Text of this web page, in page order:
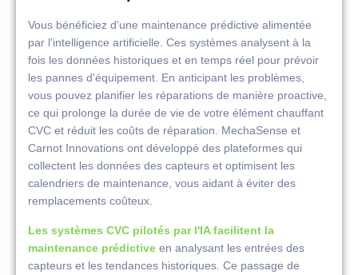
Vous bénéficiez d'une maintenance prédictive alimentée
par l'intelligence artificielle. Ces systèmes analysent à la
fois les données historiques et en temps réel pour prévoir
les pannes d'équipement. En anticipant les problèmes,
vous pouvez planifier les réparations de manière proactive,
ce qui prolonge la durée de vie de votre élément chauffant
CVC et réduit les coûts de réparation. MechaSense et
Carnot Innovations ont développé des plateformes qui
collectent les données des capteurs et optimisent les
calendriers de maintenance, vous aidant à éviter des
remplacements coûteux.
Les systèmes CVC pilotés par l'IA facilitent la
maintenance prédictive en analysant les entrées des
capteurs et les tendances historiques. Ce passage de